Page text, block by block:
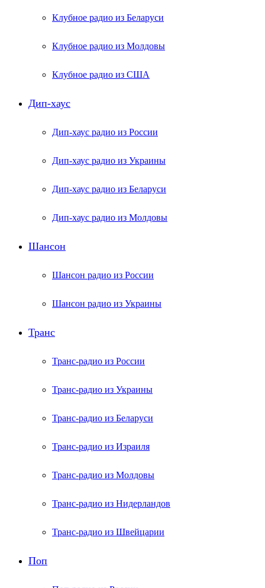
Клубное радио из Беларуси
Клубное радио из Молдовы
Клубное радио из США
Дип-хаус
Дип-хаус радио из России
Дип-хаус радио из Украины
Дип-хаус радио из Беларуси
Дип-хаус радио из Молдовы
Шансон
Шансон радио из России
Шансон радио из Украины
Транс
Транс-радио из России
Транс-радио из Украины
Транс-радио из Беларуси
Транс-радио из Израиля
Транс-радио из Молдовы
Транс-радио из Нидерландов
Транс-радио из Швейцарии
Поп